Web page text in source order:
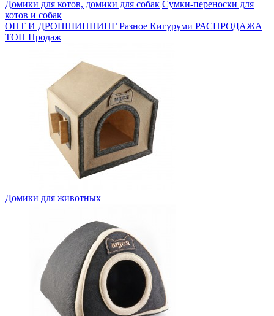
Домики для котов, домики для собак Сумки-переноски для
котов и собак
ОПТ И ДРОПШИППИНГ Разное Кигуруми РАСПРОДАЖА
ТОП Продаж
Домики для животных